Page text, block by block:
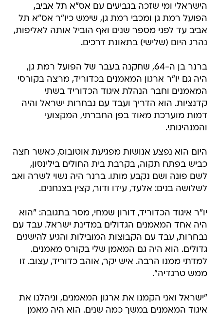
הישראלי ומי שזכה בגביעים עם אס"א תל אביב,
הפועל רמת גן ומכבי רמת גן, שימש כיו"ר אס"א תל
אביב עד לפני מספר שנים ואף הוביל אותה לאליפות,
נהרג היום (שלישי) בתאונת דרכים.
ברנר בן ה-64, שחקנה בעבר של הפועל רמת גן,
היה גם יו"ר ארגון המאמנים בכדוריד, מרצה בקורסי
המאמנים וחבר הנהלת איגוד הכדוריד בשתי
קדנציות. הוא הדריך ועבד עם נבחרות ישראל והיה
דמות מוערכת מאוד בפן החברתי, המקצועי
והמנהיגותי.
היום הוא נפצע אנושות מפגיעת אוטובוס, כאשר חצה
כביש בפתח תקוה, בקרבת בית החולים בילינסון,
לשם פונה ושם נקבע מותו. ברנר היה נשוי לשרה ואב
לשלושה בנים: אלעד, עידו ודור, קצין בצנחנים.
יו"ר איגוד הכדוריד, דורון שמחי, מסר בתגובה: "הוא
היה אחד המאמנים הגדולים במדינת ישראל. עבד עם
נבחרות, עבד עם הקבוצות המובילות והגיע להישגים
גדולים. הוא היה גם המאמן שלי בקורס מאמנים.
למדתי ממנו הרבה. איש יקר, אוהב כדוריד, עצוב. זו
ממש טרגדיה".
"ישראל ואני הקמנו את ארגון המאמנים, וניהלנו את
איגוד המאמנים במשך כמה שנים. הוא היה מאמן